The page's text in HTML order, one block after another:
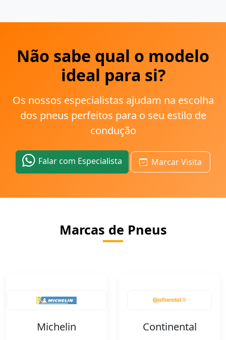
Não sabe qual o modelo
ideal para si?
Os nossos especialistas ajudam na escolha
dos pneus perfeitos para o seu estilo de
condução
Falar com Especialista Marcar Visita
Marcas de Pneus
Michelin Continental